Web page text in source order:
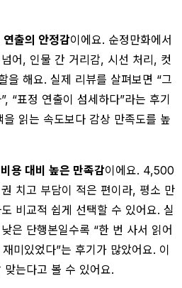
연출의 안정감이에요. 순정만화에서
어, 인물 간 거리감, 시선 처리, 컷
을 해요. 실제 리뷰를 살펴보면 “그
“표정 연출이 섬세하다”라는 후기
읽는 속도보다 감상 만족도를 높
용 대비 높은 만족감이에요. 4,500
치고 부담이 적은 편이라, 평소 만
비교적 쉽게 선택할 수 있어요. 실
은 단행본일수록 “한 번 사서 읽어
미있었다”는 후기가 많았어요. 이
는다고 볼 수 있어요.